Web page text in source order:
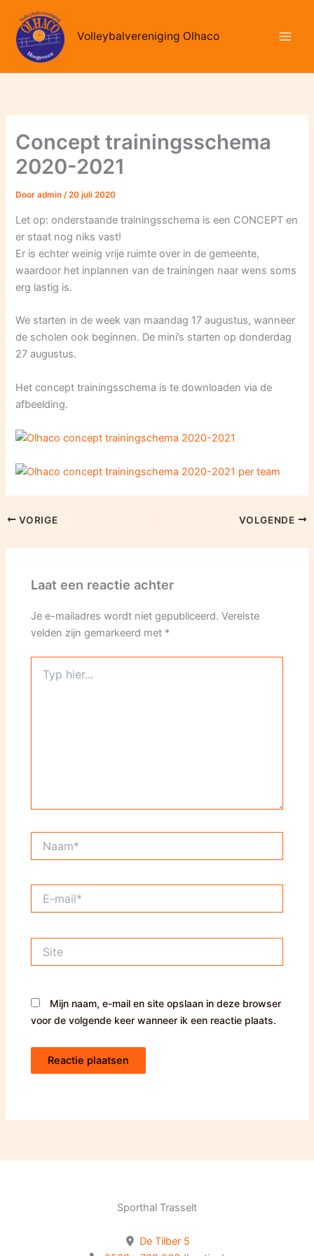
naar
inhoud
Volleybalvereniging Olhaco
Concept trainingsschema
2020-2021
Dooradmin/20 juli 2020
Let op: onderstaande trainingsschema is een CONCEPT en
er staat nog niks vast!
Er is echter weinig vrije ruimte over in de gemeente,
waardoor het inplannen van de trainingen naar wens soms
erg lastig is.
We starten in de week van maandag 17 augustus, wanneer
de scholen ook beginnen. De mini’s starten op donderdag
27 augustus.
Het concept trainingsschema is te downloaden via de
afbeelding.
VORIGE VOLGENDE
Laat een reactie achter
Je e-mailadres wordt niet gepubliceerd. Vereiste
velden zijn gemarkeerd met *
hier...
mail*
Mijn naam, e-mail en site opslaan in deze browser
voor de volgende keer wanneer ik een reactie plaats.
Sporthal Trasselt
De Tilber 5